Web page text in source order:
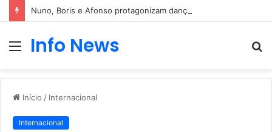
Nuno, Boris e Afonso protagonizam dança sensual
Menu
Info News
Início / Internacional
Internacional